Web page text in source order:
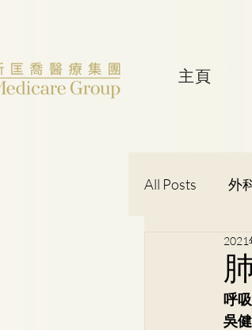
主頁
All Posts 外
吳健聰醫生
2021
呼
吳